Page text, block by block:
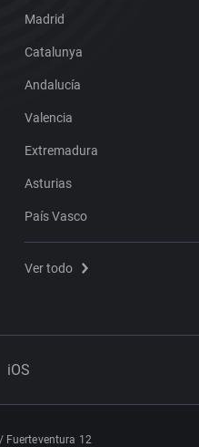
Madrid
Catalunya
Andalucía
Valencia
Extremadura
Asturias
País Vasco
Ver todo
iOS
Fuerteventura 12